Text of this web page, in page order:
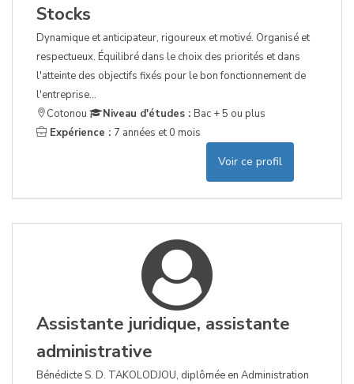
Stocks
Dynamique et anticipateur, rigoureux et motivé. Organisé et
respectueux. Équilibré dans le choix des priorités et dans
l'atteinte des objectifs fixés pour le bon fonctionnement de
l'entreprise...
Cotonou
Niveau d'études : Bac + 5 ou plus
Expérience : 7 années et 0 mois
Voir ce profil
Assistante juridique, assistante
administrative
Bénédicte S. D. TAKOLODJOU, diplômée en Administration